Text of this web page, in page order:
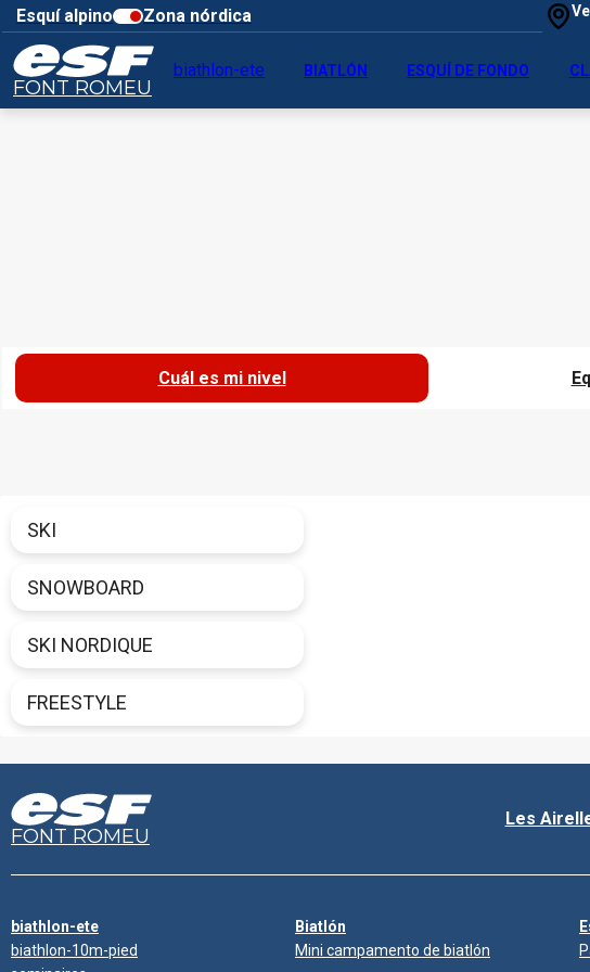
Esquí alpino Zona nórdica
FONT ROMEU
biathlon-ete BIATLÓN ESQUÍ DE FONDO
Cuál es mi nivel
SKI
SNOWBOARD
SKI NORDIQUE
FREESTYLE
FONT ROMEU
Les
biathlon-ete
biathlon-10m-pied
Biatlón
Mini campamento de biatlón